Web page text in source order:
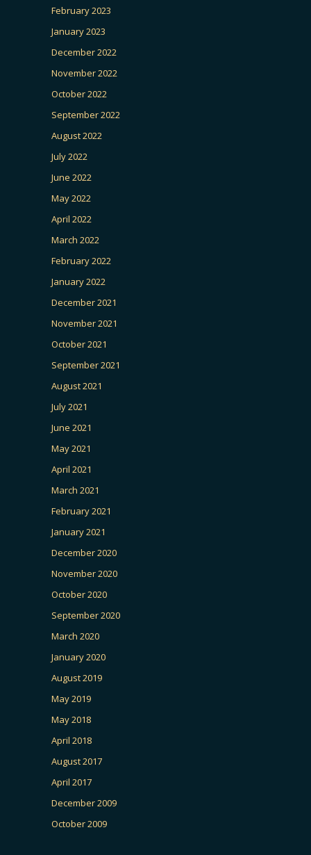
February 2023
January 2023
December 2022
November 2022
October 2022
September 2022
August 2022
July 2022
June 2022
May 2022
April 2022
March 2022
February 2022
January 2022
December 2021
November 2021
October 2021
September 2021
August 2021
July 2021
June 2021
May 2021
April 2021
March 2021
February 2021
January 2021
December 2020
November 2020
October 2020
September 2020
March 2020
January 2020
August 2019
May 2019
May 2018
April 2018
August 2017
April 2017
December 2009
October 2009